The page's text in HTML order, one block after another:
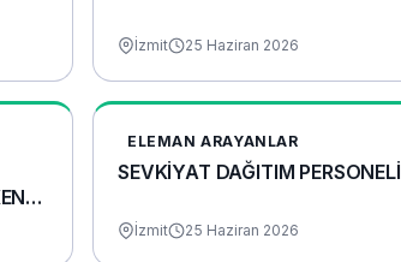
İzmit 25 Haziran 2026
ELEMAN ARAYANLAR
SEVKİYAT DAĞITIM PERSONELİ
İzmit 25 Haziran 2026